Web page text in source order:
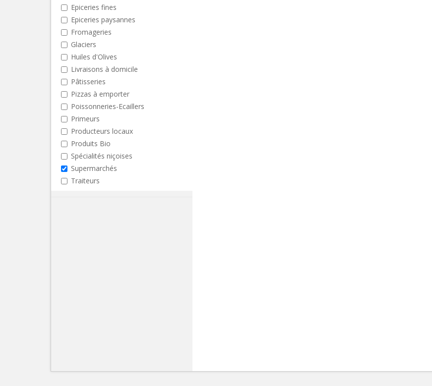
Epiceries fines
Epiceries paysannes
Fromageries
Glaciers
Huiles d'Olives
Livraisons à domicile
Pâtisseries
Pizzas à emporter
Poissonneries-Ecaillers
Primeurs
Producteurs locaux
Produits Bio
Spécialités niçoises
Supermarchés
Traiteurs